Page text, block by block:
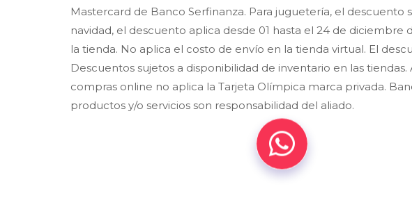
Mastercard de Banco Serfinanza. Para juguetería, el descuento
navidad, el descuento aplica desde 01 hasta el 24 de
la tienda. No aplica el costo de envío en la tienda virtual. El
Descuentos sujetos a disponibilidad de inventario en las
compras online no aplica la Tarjeta Olímpica marca privada.
productos y/o servicios son responsabilidad del aliado.